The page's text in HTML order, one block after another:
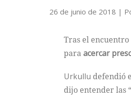
26 de junio de 2018 |
Tras el
paraacercar
Urkullu defendió
dijo entender las